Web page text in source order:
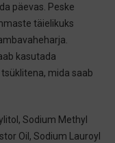
päevas. Peske
täielikuks
kasutada
mida saab
Sodium Methyl
Oil, Sodium Lauroyl